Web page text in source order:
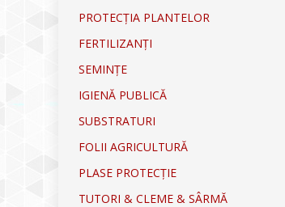
PROTECȚIA PLANTELOR
FERTILIZANȚI
SEMINȚE
IGIENĂ PUBLICĂ
SUBSTRATURI
FOLII AGRICULTURĂ
PLASE PROTECȚIE
TUTORI & CLEME & SÂRMĂ